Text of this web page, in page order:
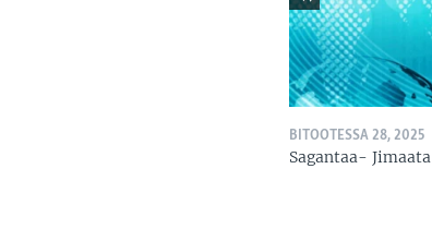
BITOOTESSA 28, 2025
Sagantaa- Jimaata